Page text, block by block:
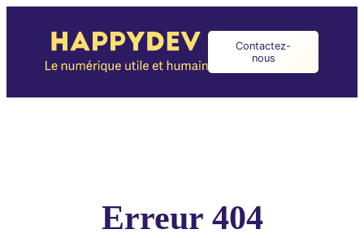
Contactez-
nous
Erreur 404